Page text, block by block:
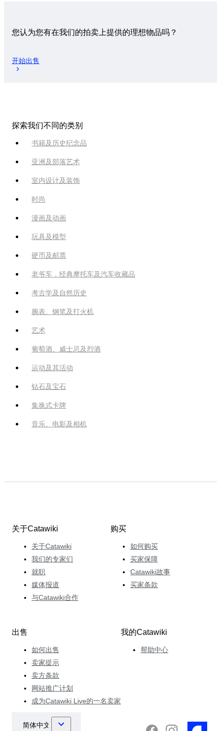
您认为您有在我们的拍卖上提供的理想物品吗？
开始出售
探索我们不同的类别
书籍及历史纪念品
亚洲及部落艺术
室内设计及装饰
时尚
漫画及动画
玩具及模型
硬币及邮票
老爷车，经典摩托车及汽车收藏品
考古学及自然历史
腕表、钢笔及打火机
艺术
葡萄酒、威士忌及烈酒
运动及其活动
钻石及宝石
集换式卡牌
音乐、电影及相机
关于Catawiki
关于Catawiki
我们的专家们
就职
媒体报道
与Catawiki合作
购买
如何购买
买家保障
Catawiki故事
买家条款
出售
如何出售
卖家提示
卖方条款
网站推广计划
成为Catawiki Live的一名卖家
我的Catawiki
帮助中心